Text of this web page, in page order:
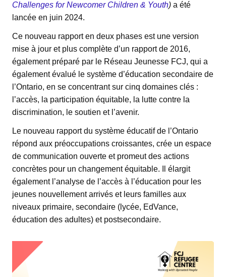
Challenges for Newcomer Children & Youth) a été
lancée en juin 2024.
Ce nouveau rapport en deux phases est une version
mise à jour et plus complète d’un rapport de 2016,
également préparé par le Réseau Jeunesse FCJ, qui a
également évalué le système d’éducation secondaire de
l’Ontario, en se concentrant sur cinq domaines clés :
l’accès, la participation équitable, la lutte contre la
discrimination, le soutien et l’avenir.
Le nouveau rapport du système éducatif de l’Ontario
répond aux préoccupations croissantes, crée un espace
de communication ouverte et promeut des actions
concrètes pour un changement équitable. Il élargit
également l’analyse de l’accès à l’éducation pour les
jeunes nouvellement arrivés et leurs familles aux
niveaux primaire, secondaire (lycée, EdVance,
éducation des adultes) et postsecondaire.